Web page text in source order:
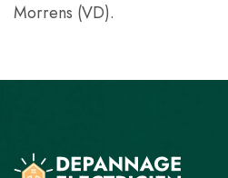
Morrens (VD).